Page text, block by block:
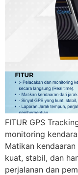
FITUR GPS
monitoring
Matikan
kuat, stabil, dan
perjalanan dan